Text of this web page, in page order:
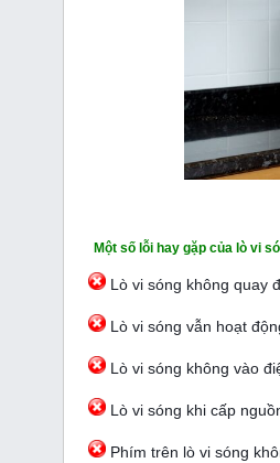
Một số lỗi hay gặp của lò vi
Lò vi sóng không quay
Lò vi sóng vẫn hoạt
Lò vi sóng không vào
Lò vi sóng khi cấp
Phím trên lò vi sóng